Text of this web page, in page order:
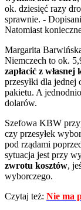
ok. dziesięć razy
sprawnie. -
Natomiast
Margarita
Niemczech to ok.
zapłacić z własnej
przesyłki dla
pakietu. A
dolarów.
Szefowa KBW
czy przesyłek
pod rządami
sytuacja jest przy
zwrotu kosztów,
wyborczego.
Czytaj też: Nie ma